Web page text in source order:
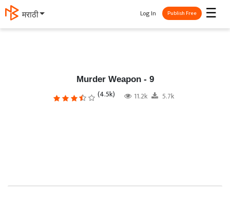
தமிழ் ☰
Log In Publish Free
Murder Weapon - 9
(4.5k) 11.2k 5.7k